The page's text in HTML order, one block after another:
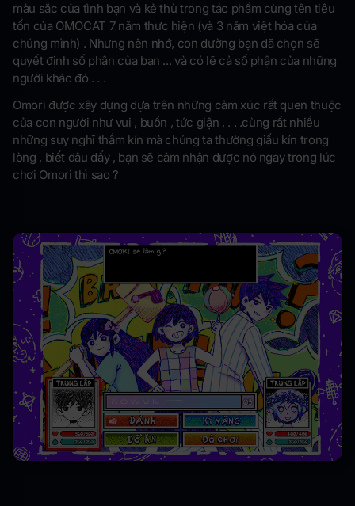
màu sắc của tình bạn và kẻ thù trong tác phẩm cùng tên tiêu
tốn của OMOCAT 7 năm thực hiện (và 3 năm việt hóa của
chúng mình) . Nhưng nên nhớ, con đường bạn đã chọn sẽ
quyết định số phận của bạn ... và có lẽ cả số phận của những
người khác đó . . .
Omori được xây dựng dựa trên những cảm xúc rất quen thuộc
của con người như vui , buồn , tức giận , . . .cùng rất nhiều
những suy nghĩ thầm kín mà chúng ta thường giấu kín trong
lòng , biết đâu đấy , bạn sẽ cảm nhận được nó ngay trong lúc
chơi Omori thì sao ?